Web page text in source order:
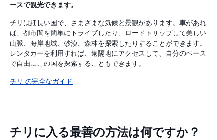
ースで観光できます。
チリは細長い国で、さまざまな気候と景観があります。車があれ
ば、都市間を簡単にドライブしたり、ロードトリップして美しい
山脈、海岸地域、砂漠、森林を探索したりすることができます。
レンタカーを利用すれば、遠隔地にアクセスして、自分のペース
で自由にこの国を探索することもできます。
チリ の完全なガイド
チリに入る最善の方法は何ですか？